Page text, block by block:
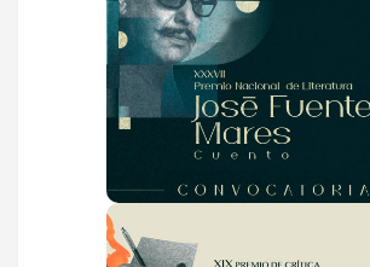
Convocatoria 2022